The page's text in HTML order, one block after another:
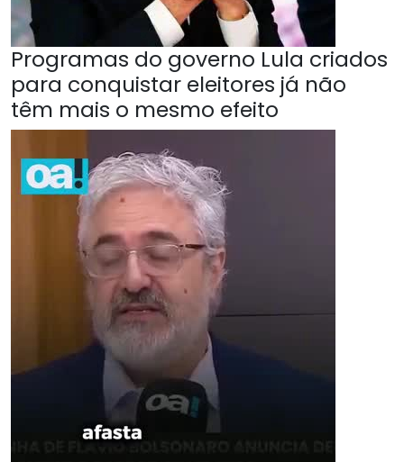
Programas do governo Lula criados
para conquistar eleitores já não
têm mais o mesmo efeito